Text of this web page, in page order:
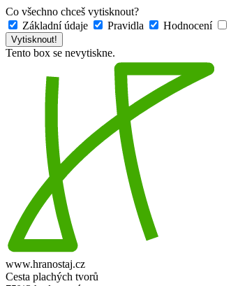
Co všechno chceš vytisknout?
Základní údaje
Pravidla Hodnocení
Vytisknout!
Tento box se nevytiskne.
www.hranostaj.cz
Cesta plachých tvorů